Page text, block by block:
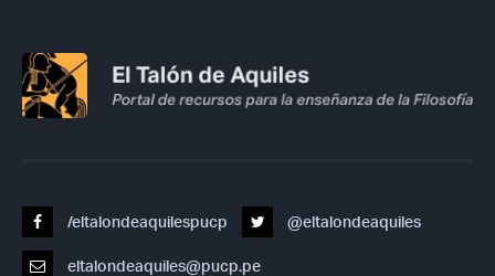
/eltalondeaquilespucp @eltalondeaquiles
eltalondeaquiles@pucp.pe